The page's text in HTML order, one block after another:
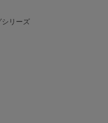
シリーズ